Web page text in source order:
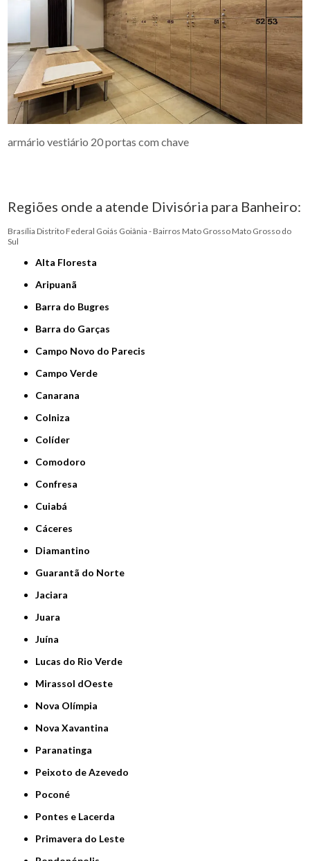
armário vestiário 20 portas com chave
Regiões onde a atende Divisória para Banheiro:
Brasília Distrito Federal Goiás Goiânia - Bairros Mato Grosso Mato Grosso do
Sul
Alta Floresta
Aripuanã
Barra do Bugres
Barra do Garças
Campo Novo do Parecis
Campo Verde
Canarana
Colniza
Colíder
Comodoro
Confresa
Cuiabá
Cáceres
Diamantino
Guarantã do Norte
Jaciara
Juara
Juína
Lucas do Rio Verde
Mirassol dOeste
Nova Olímpia
Nova Xavantina
Paranatinga
Peixoto de Azevedo
Poconé
Pontes e Lacerda
Primavera do Leste